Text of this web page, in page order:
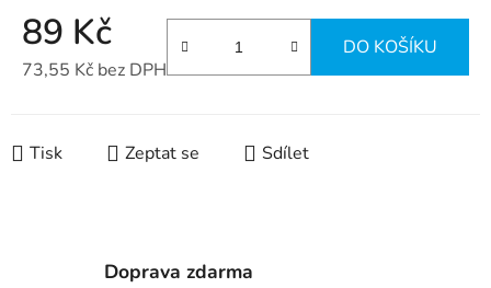
89 Kč
73,55 Kč bez DPH
DO KOŠÍKU
Tisk Zeptat se Sdílet
Doprava zdarma